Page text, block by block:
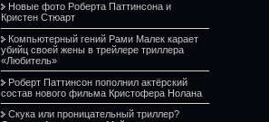
Новые фото Роберта Паттинсона и
Кристен Стюарт
Компьютерный гений Рами Малек карает
убийц своей жены в трейлере триллера
«Любитель»
Роберт Паттинсон пополнил актёрский
состав нового фильма Кристофера Нолана
Скука или проницательный триллер?